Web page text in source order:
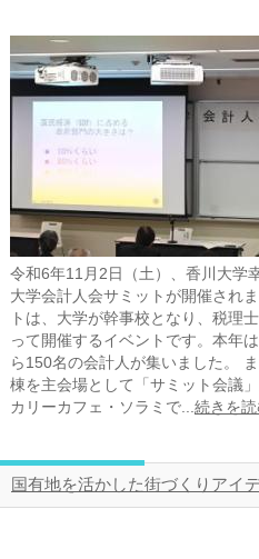
令和6年11月2日（土）、香川大学
大学会計人会サミットが開催され
トは、大学が幹事校となり、税理
って開催するイベントです。本年
ら150名の会計人が集いました。
棟を主会場として「サミット会議
カリーカフェ・ソラミで... 続きを読
国有地を活かした街づくりアイ